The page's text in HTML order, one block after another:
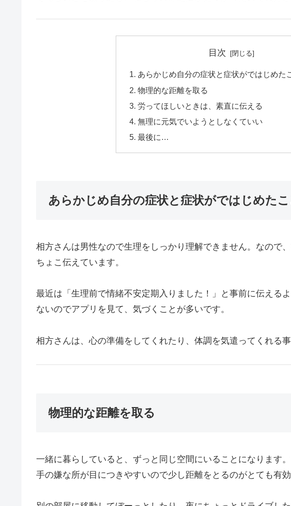
目次
あらかじめ自分の症状と症状がではじめた
物理的な距離を取る
労ってほしいときは、素直に伝える
無理に元気でいようとしなくていい
最後に…
あらかじめ自分の症状と症状がではじめた
相方さんは男性なので生理をしっかり理解できません。なので
ちょこ伝えています。
最近は「生理前で情緒不安定期入りました！」と事前に伝える
ないのでアプリを見て、気づくことが多いです。
相方さんは、心の準備をしてくれたり、体調を気遣ってくれる事
物理的な距離を取る
一緒に暮らしていると、ずっと同じ空間にいることになります
手の嫌な所が目につきやすいので少し距離をとるのがとても有効